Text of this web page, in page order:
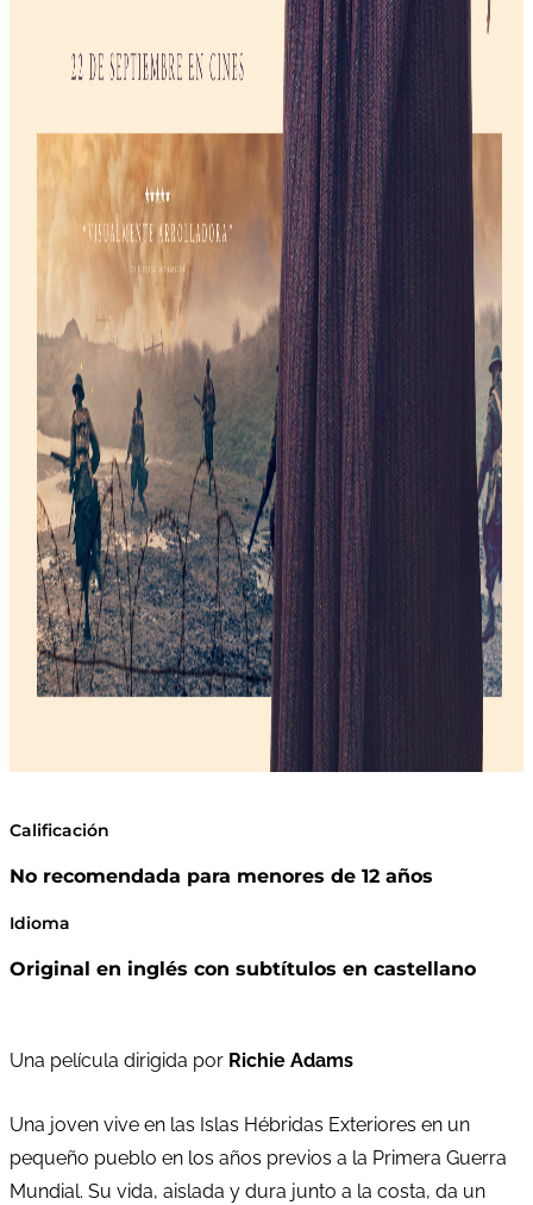
Calificación
No recomendada para menores de 12 años
Idioma
Original en inglés con subtítulos en castellano
Una película dirigida por Richie Adams
Una joven vive en las Islas Hébridas Exteriores en un
pequeño pueblo en los años previos a la Primera Guerra
Mundial. Su vida, aislada y dura junto a la costa, da un